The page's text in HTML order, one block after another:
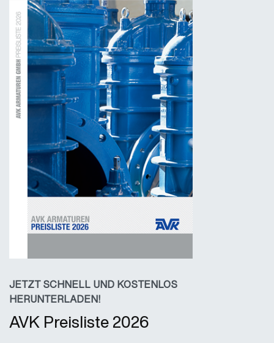
JETZT SCHNELL UND KOSTENLOS
HERUNTERLADEN!
AVK Preisliste 2026